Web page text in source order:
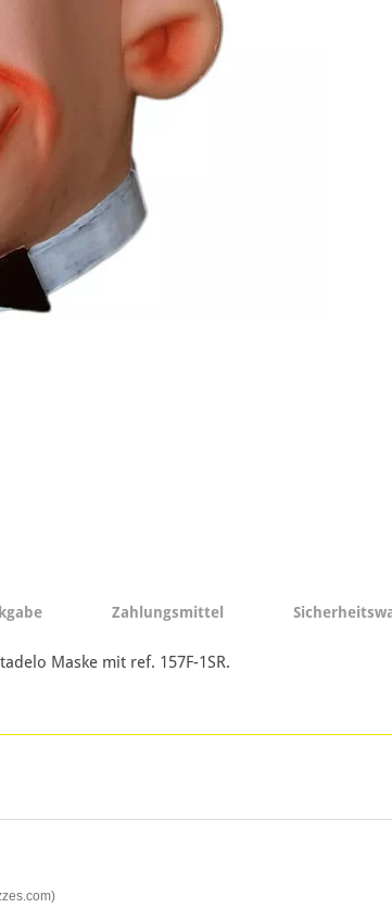
Zahlungsmittel
Maske mit ref. 157F-1SR.